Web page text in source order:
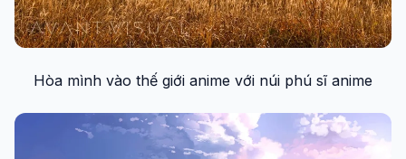
Hòa mình vào thế giới anime với núi phú sĩ anime